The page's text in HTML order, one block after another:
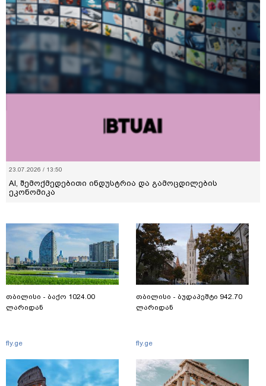
23.07.2026 / 13:50
AI, შემოქმედებითი ინდუსტრია და გამოცდილების
ეკონომიკა
თბილისი - ბაქო 1024.00
ლარიდან
fly.ge
თბილისი - ბუდაპეშტი 942.70
ლარიდან
fly.ge